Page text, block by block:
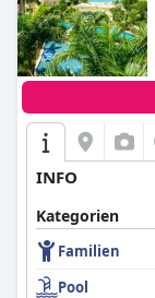
INFO
Kategorien
Familien
Pool